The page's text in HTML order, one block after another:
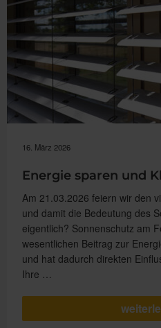
16. März 2026
Energie sparen und
Am 21.03.2026 feiern wir den
und damit die Bedeutung des
eigentlich? Sonnenschutz am
wesentlichen Beitrag zur
und hat dadurch direkten
Ihre …
sparen